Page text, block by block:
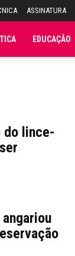
ASSINATURA
EDUCAÇÃO
do lince-